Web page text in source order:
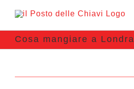
Cosa mangiare a Londra